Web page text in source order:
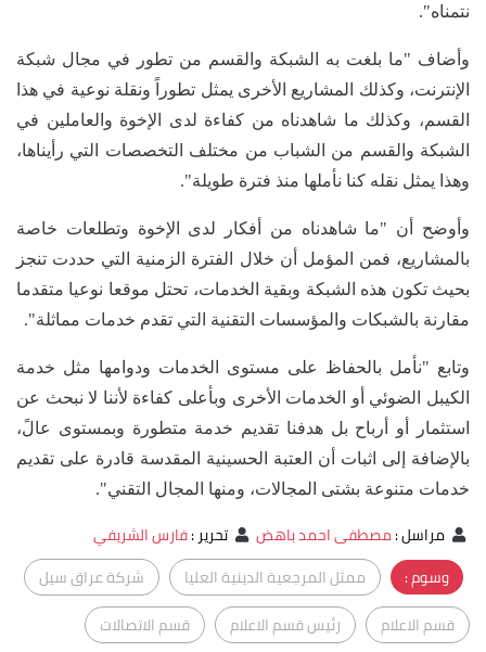
نتمناه".
وأضاف "ما بلغت به الشبكة والقسم من تطور في مجال شبكة
الإنترنت، وكذلك المشاريع الأخرى يمثل تطوراً ونقلة نوعية في هذا
القسم، وكذلك ما شاهدناه من كفاءة لدى الإخوة والعاملين في
الشبكة والقسم من الشباب من مختلف التخصصات التي رأيناها،
وهذا يمثل نقله كنا نأملها منذ فترة طويلة".
وأوضح أن "ما شاهدناه من أفكار لدى الإخوة وتطلعات خاصة
بالمشاريع، فمن المؤمل أن خلال الفترة الزمنية التي حددت تنجز
بحيث تكون هذه الشبكة وبقية الخدمات، تحتل موقعا نوعيا متقدما
مقارنة بالشبكات والمؤسسات التقنية التي تقدم خدمات مماثلة".
وتابع "نأمل بالحفاظ على مستوى الخدمات ودوامها مثل خدمة
الكيبل الضوئي أو الخدمات الأخرى وبأعلى كفاءة لأننا لا نبحث عن
استثمار أو أرباح بل هدفنا تقديم خدمة متطورة وبمستوى عالً،
بالإضافة إلى اثبات أن العتبة الحسينية المقدسة قادرة على تقديم
خدمات متنوعة بشتى المجالات، ومنها المجال التقني".
مراسل:مصطفى احمد باهض تحرير:فارس الشريفي
وسوم :
ممثل المرجعية الدينية العليا
شركة عراق سيل
قسم الاعلام
رئيس قسم الاعلام قسم الاتصالات